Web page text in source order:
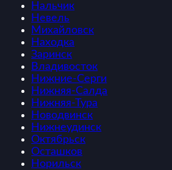
Нальчик
Невель
Михайловск
Находка
Заринск
Владивосток
Нижние-Серги
Нижняя-Салда
Нижняя-Тура
Новодвинск
Нижнеудинск
Октябрьск
Осташков
Норильск